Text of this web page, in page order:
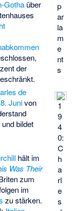
p
ar
la
m
e
nt
s
Gothaüber
der
1
9
4
0:
C
h
a
rl
e
s
de
Junivon
bildet
hält im
Was Their
zum
im
zu stärken.